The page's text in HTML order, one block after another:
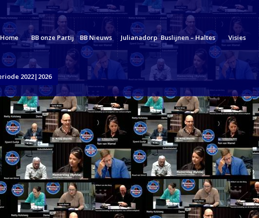
Home BB onze Partij BB Nieuws Julianadorp Buslijnen – Haltes Visies
2022|2026